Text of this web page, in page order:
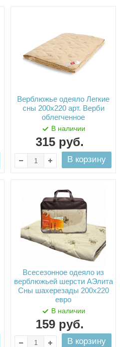
Верблюжье одеяло Легкие
сны 200х220 арт. Верби
облегченное
В наличии
315 руб.
В корзину
Всесезонное одеяло из
верблюжьей шерсти АЭлита
Сны шахерезады 200х220
евро
В наличии
159 руб.
В корзину